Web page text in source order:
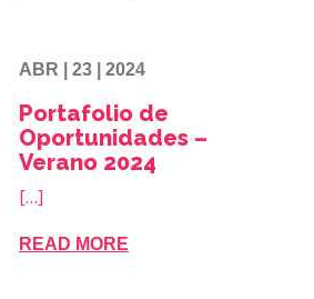
ABR | 23 | 2024
Portafolio de
Oportunidades –
Verano 2024
[…]
READ MORE